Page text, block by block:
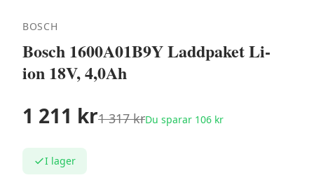
BOSCH
Bosch 1600A01B9Y Laddpaket Li-
ion 18V, 4,0Ah
1 211 kr1 317krDu sparar 106 kr
I lager